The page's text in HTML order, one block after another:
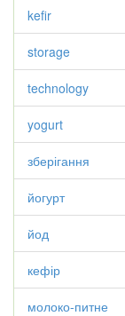
kefir
storage
technology
yogurt
зберігання
йогурт
йод
кефір
молоко-питне